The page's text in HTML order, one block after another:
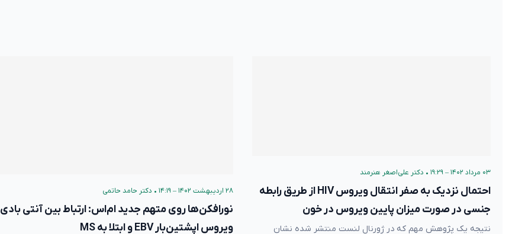
۰۳ مرداد ۱۴۰۲ – ۱۹:۲۹ • دکتر علی‌اصغر هنرمند
احتمال نزدیک به صفر انتقال ویروس HIV از طریق رابطه
جنسی در صورت میزان پایین ویروس در خون
نتیجه یک پژوهش مهم که در ژورنال لنست منتشر شده نشان
۲۸ اردیبهشت ۱۴۰۲ – ۱۴:۱۹ • دکتر حامد حاتمی
نورافکن‌ها روی متهم جدید ام‌اس: ارتباط بین آنتی بادی
ویروس اپشتین‌بار EBV و ابتلا به MS